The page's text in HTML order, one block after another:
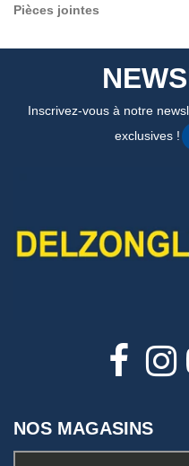
Pièces jointes
Inscrivez-vous à notre
exclusives !
NOS MAGASINS